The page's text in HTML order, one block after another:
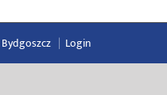
| Login